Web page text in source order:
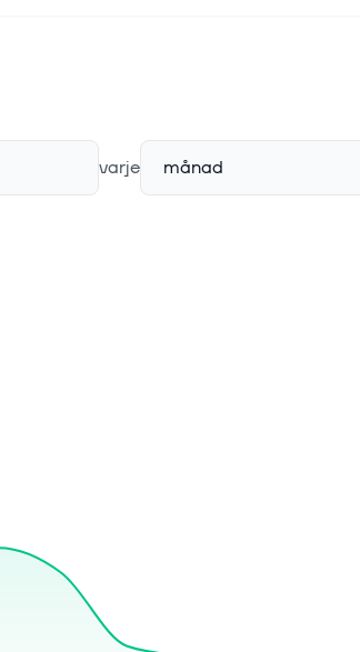
varje